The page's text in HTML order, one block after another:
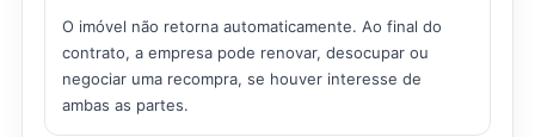
O imóvel não retorna automaticamente. Ao final do
contrato, a empresa pode renovar, desocupar ou
negociar uma recompra, se houver interesse de
ambas as partes.